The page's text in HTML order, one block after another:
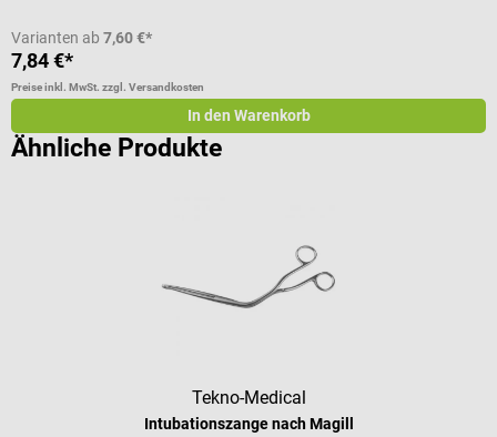
Varianten ab 7,60 €*
7,84 €*
Preise inkl. MwSt. zzgl. Versandkosten
In den Warenkorb
Ähnliche Produkte
Tekno-Medical
Intubationszange nach Magill